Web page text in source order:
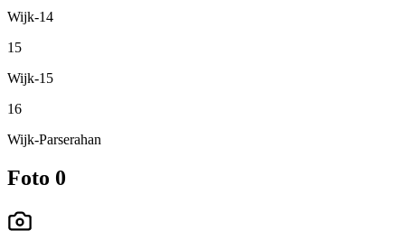
Wijk-14
15
Wijk-15
16
Wijk-Parserahan
Foto 0